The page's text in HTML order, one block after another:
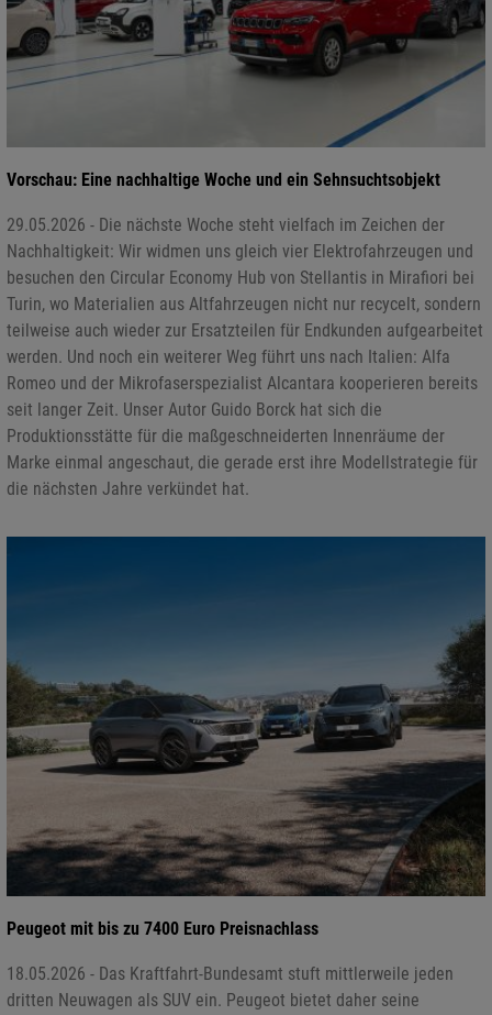
Vorschau: Eine nachhaltige Woche und ein Sehnsuchtsobjekt
29.05.2026 - Die nächste Woche steht vielfach im Zeichen der
Nachhaltigkeit: Wir widmen uns gleich vier Elektrofahrzeugen und
besuchen den Circular Economy Hub von Stellantis in Mirafiori bei
Turin, wo Materialien aus Altfahrzeugen nicht nur recycelt, sondern
teilweise auch wieder zur Ersatzteilen für Endkunden aufgearbeitet
werden. Und noch ein weiterer Weg führt uns nach Italien: Alfa
Romeo und der Mikrofaserspezialist Alcantara kooperieren bereits
seit langer Zeit. Unser Autor Guido Borck hat sich die
Produktionsstätte für die maßgeschneiderten Innenräume der
Marke einmal angeschaut, die gerade erst ihre Modellstrategie für
die nächsten Jahre verkündet hat.
Peugeot mit bis zu 7400 Euro Preisnachlass
18.05.2026 - Das Kraftfahrt-Bundesamt stuft mittlerweile jeden
dritten Neuwagen als SUV ein. Peugeot bietet daher seine